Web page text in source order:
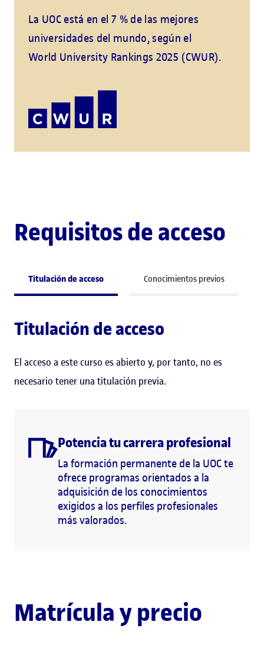
La UOC está en el 7 % de las mejores
universidades del mundo, según el
World University Rankings 2025 (CWUR).
Requisitos de acceso
Titulación de acceso Conocimientos previos
Titulación de acceso
El acceso a este curso es abierto y, por tanto, no es
necesario tener una titulación previa.
Potencia tu carrera profesional
La formación permanente de la UOC te
ofrece programas orientados a la
adquisición de los conocimientos
exigidos a los perfiles profesionales
más valorados.
Matrícula y precio